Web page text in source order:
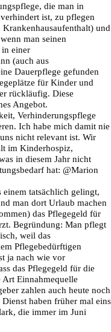
die man in
ist, zu pflegen
und
man seinen
einer
(auch aus
Dauerpflege gefunden
für Kinder und
rückläufig. Diese
Angebot.
Verhinderungspflege
Ich habe mich damit nie
nicht relevant ist. Wir
im Kinderhospiz,
in diesem Jahr nicht
hat: @Marion
einem tatsächlich gelingt,
man dort Urlaub machen
das Pflegegeld für
Begründung: Man pflegt
weil das
Pflegebedürftigen
ja nach wie vor
das Pflegegeld für die
Art Einnahmequelle
zahlen auch heute noch
haben früher mal eins
die immer im Juni